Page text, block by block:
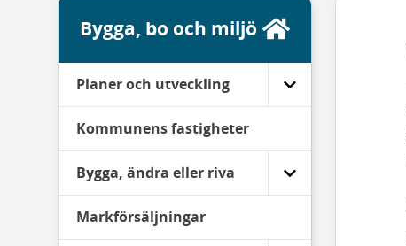
Bygga, bo och miljö
Planer och utveckling
Kommunens fastigheter
Bygga, ändra eller riva
Markförsäljningar